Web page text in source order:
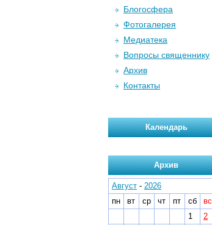
Блогосфера
Фотогалерея
Медиатека
Вопросы священнику
Архив
Контакты
Календарь
Архив
Август - 2026
пн
вт ср чт пт сб
вс
1
2